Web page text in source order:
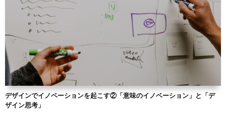
デザインでイノベーションを起こす②「意味のイノベーション」と「デ
ザイン思考」